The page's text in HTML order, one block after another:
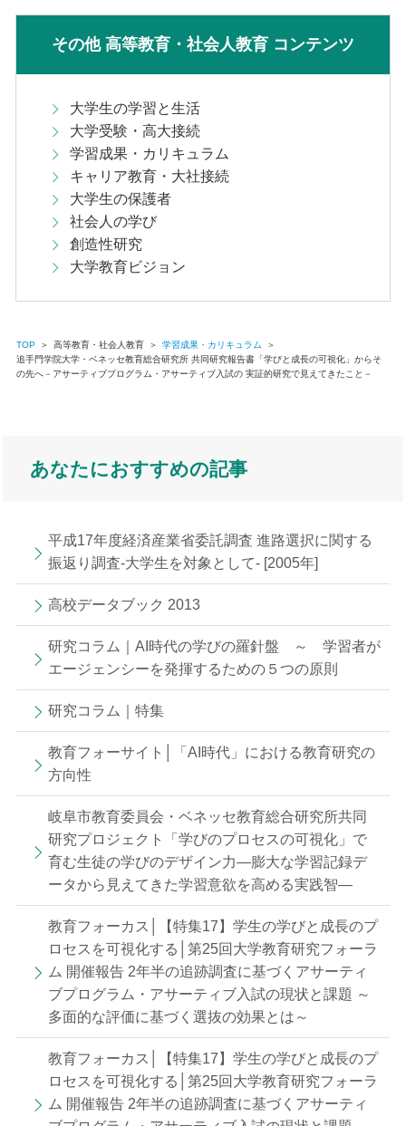
その他 高等教育・社会人教育 コンテンツ
大学生の学習と生活
大学受験・高大接続
学習成果・カリキュラム
キャリア教育・大社接続
大学生の保護者
社会人の学び
創造性研究
大学教育ビジョン
TOP ＞ 高等教育・社会人教育 ＞ 学習成果・カリキュラム
＞
追手門学院大学・ベネッセ教育総合研究所 共同研究報告書「学びと成長の可視化」からそ
の先へ－アサーティブプログラム・アサーティブ入試の 実証的研究で見えてきたこと－
あなたにおすすめの記事
平成17年度経済産業省委託調査 進路選択に関する
振返り調査-大学生を対象として- [2005年]
高校データブック 2013
研究コラム｜AI時代の学びの羅針盤 ～ 学習者が
エージェンシーを発揮するための５つの原則
研究コラム｜特集
教育フォーサイト│「AI時代」における教育研究の
方向性
岐阜市教育委員会・ベネッセ教育総合研究所共同
研究プロジェクト「学びのプロセスの可視化」で
育む生徒の学びのデザイン力—膨大な学習記録デ
ータから見えてきた学習意欲を高める実践智—
教育フォーカス│【特集17】学生の学びと成長のプ
ロセスを可視化する│第25回大学教育研究フォーラ
ム 開催報告 2年半の追跡調査に基づくアサーティ
ブプログラム・アサーティブ入試の現状と課題 ～
多面的な評価に基づく選抜の効果とは～
教育フォーカス│【特集17】学生の学びと成長のプ
ロセスを可視化する│第25回大学教育研究フォーラ
ム 開催報告 2年半の追跡調査に基づくアサーティ